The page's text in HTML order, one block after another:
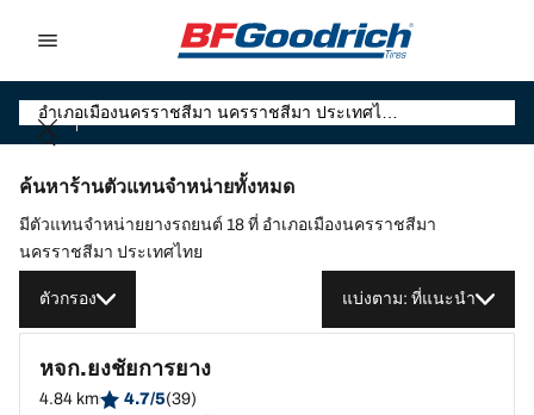
ค้นหาร้านตัวแทนจำหน่ายทั้งหมด
มีตัวแทนจำหน่ายยางรถยนต์ 18 ที่ อำเภอเมืองนครราชสีมา
นครราชสีมา ประเทศไทย
ตัวกรอง แบ่งตาม: ที่แนะนำ
หจก.ยงชัยการยาง
4.84 km 4.7/5(39)